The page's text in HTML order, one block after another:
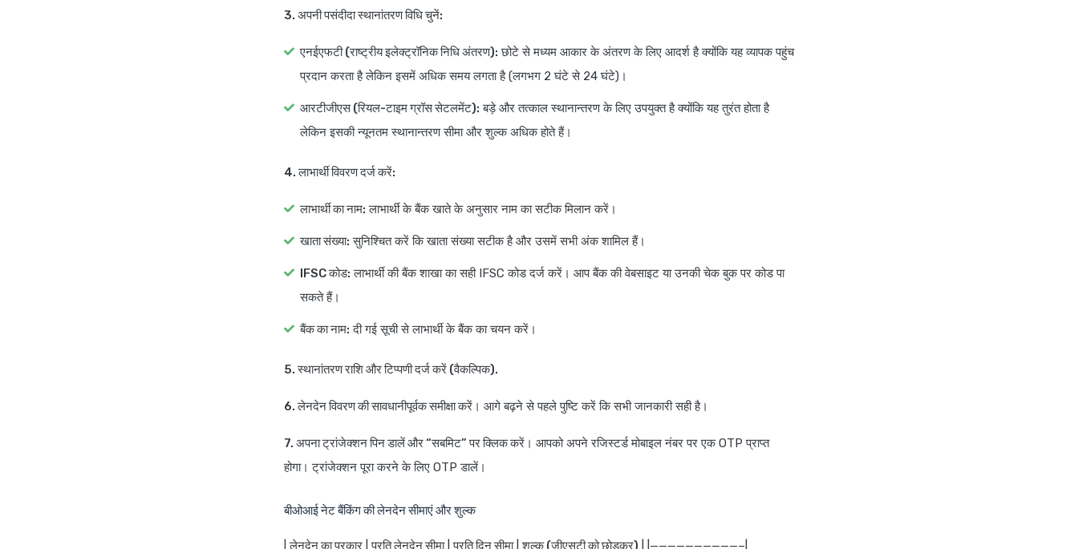
3. अपनी पसंदीदा स्थानांतरण विधि चुनें:
एनईएफटी (राष्ट्रीय इलेक्ट्रॉनिक निधि अंतरण): छोटे से मध्यम आकार के अंतरण के लिए आदर्श है क्योंकि यह व्यापक पहुंच
प्रदान करता है लेकिन इसमें अधिक समय लगता है (लगभग 2 घंटे से 24 घंटे)।
आरटीजीएस (रियल-टाइम ग्रॉस सेटलमेंट): बड़े और तत्काल स्थानान्तरण के लिए उपयुक्त है क्योंकि यह तुरंत होता है
लेकिन इसकी न्यूनतम स्थानान्तरण सीमा और शुल्क अधिक होते हैं।
4. लाभार्थी विवरण दर्ज करें:
लाभार्थी का नाम: लाभार्थी के बैंक खाते के अनुसार नाम का सटीक मिलान करें।
खाता संख्या: सुनिश्चित करें कि खाता संख्या सटीक है और उसमें सभी अंक शामिल हैं।
IFSC कोड: लाभार्थी की बैंक शाखा का सही IFSC कोड दर्ज करें। आप बैंक की वेबसाइट या उनकी चेक बुक पर कोड पा
सकते हैं।
बैंक का नाम: दी गई सूची से लाभार्थी के बैंक का चयन करें।
5. स्थानांतरण राशि और टिप्पणी दर्ज करें (वैकल्पिक).
6. लेनदेन विवरण की सावधानीपूर्वक समीक्षा करें। आगे बढ़ने से पहले पुष्टि करें कि सभी जानकारी सही है।
7. अपना ट्रांजेक्शन पिन डालें और “सबमिट” पर क्लिक करें। आपको अपने रजिस्टर्ड मोबाइल नंबर पर एक OTP प्राप्त
होगा। ट्रांजेक्शन पूरा करने के लिए OTP डालें।
बीओआई नेट बैंकिंग की लेनदेन सीमाएं और शुल्क
|लेनदेन का प्रकार |प्रति लेनदेन सीमा|प्रति दिन सीमा|शुल्क (जीएसटी को छोड़कर) | |——————————–|